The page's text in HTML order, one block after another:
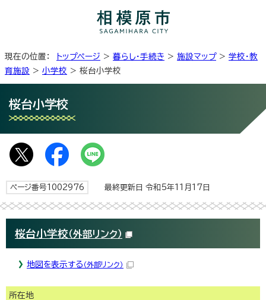
現在の位置： トップページ > 暮らし・手続き > 施設マップ> 学校・教
育施設 > 小学校 > 桜台小学校
桜台小学校
ページ番号1002976 最終更新日 令和5年11月17日
桜台小学校（外部リンク）
地図を表示する （外部リンク）
所在地